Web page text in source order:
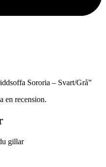
Sororia – Svart/Grå”
en recension.
gillar